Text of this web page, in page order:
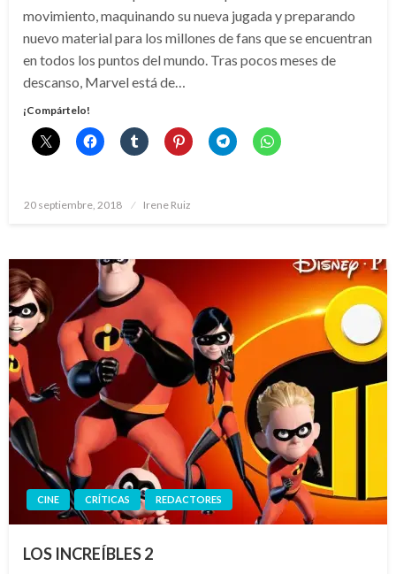
movimiento, maquinando su nueva jugada y preparando
nuevo material para los millones de fans que se encuentran
en todos los puntos del mundo. Tras pocos meses de
descanso, Marvel está de…
¡Compártelo!
Publicado
20 septiembre, 2018 Irene Ruiz
CINE CRÍTICAS REDACTORES
LOS INCREÍBLES 2